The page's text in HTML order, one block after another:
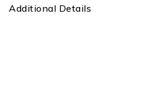
Additional Details